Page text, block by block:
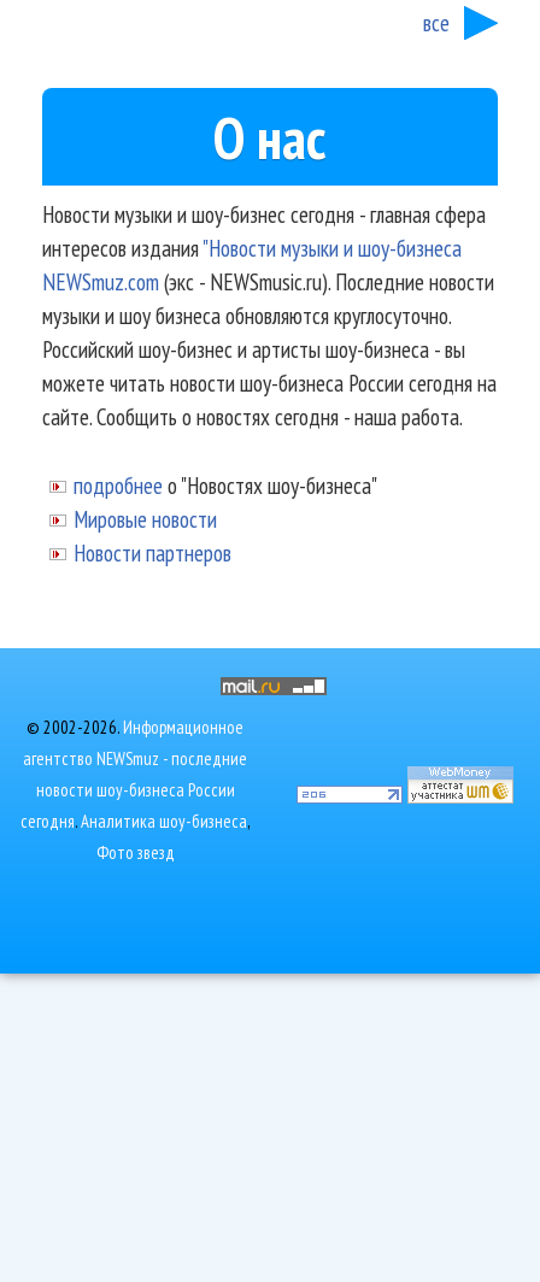
все
О нас
Новости музыки и шоу-бизнес сегодня - главная сфера
интересов издания"Новости музыки и шоу-бизнеса
NEWSmuz.com(экс - NEWSmusic.ru). Последние новости
музыки и шоу бизнеса обновляются круглосуточно.
Российский шоу-бизнес и артисты шоу-бизнеса - вы
можете читать новости шоу-бизнеса России сегодня на
сайте. Сообщить о новостях сегодня - наша работа.
подробнее о "Новостях шоу-бизнеса"
Мировые новости
Новости партнеров
© 2002-2026.Информационное
агентство NEWSmuz - последние
новости шоу-бизнеса России
сегодня.Аналитика шоу-бизнеса,
Фото звезд